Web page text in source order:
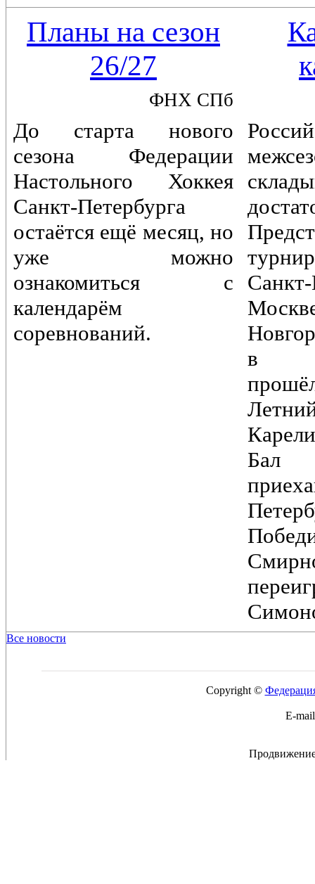
Планы на сезон
26/27
ФНХ СПб
До старта нового
сезона Федерации
Настольного Хоккея
Санкт-Петербурга
остаётся ещё месяц, но
уже можно
ознакомиться с
календарём
соревнований.
в
Все новости
Copyright ©
E-